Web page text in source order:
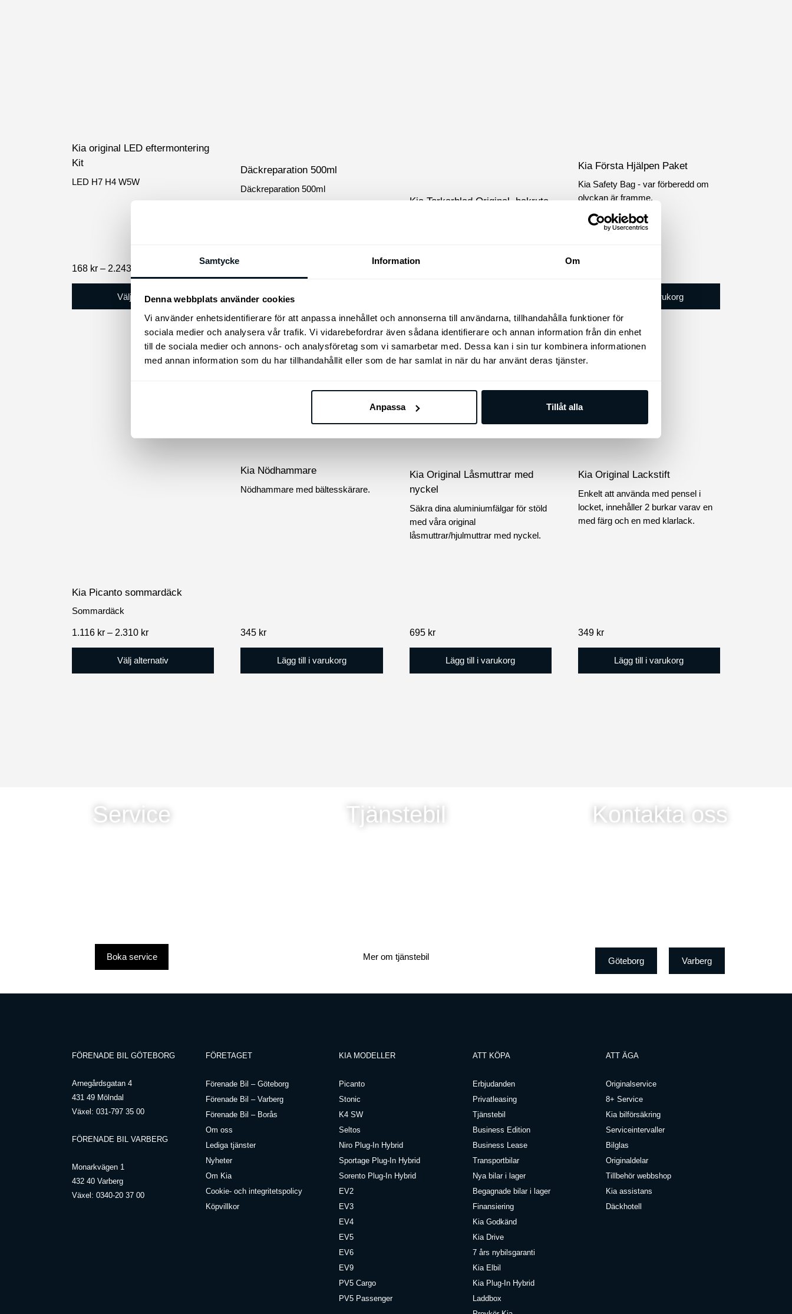
Samtycke Information Om
Denna webbplats använder cookies
Vi använder enhetsidentifierare för att anpassa innehållet och annonserna till användarna, tillhandahålla funktioner för
sociala medier och analysera vår trafik. Vi vidarebefordrar även sådana identifierare och annan information från din enhet
till de sociala medier och annons- och analysföretag som vi samarbetar med. Dessa kan i sin tur kombinera informationen
med annan information som du har tillhandahållit eller som de har samlat in när du har använt deras tjänster.
Anpassa Tillåt alla
Kia original LED eftermontering
Kit
LED H7 H4 W5W
168 kr – 2.243
168 kr
2.243 kr
Välj alternativ
kan
Däckreparation 500ml
Däckreparation 500ml
Lägg till i varukorg
Kia Torkarblad Original, bakruta
Kia Första Hjälpen Paket
Kia Safety Bag - var förberedd om
olyckan är framme.
Lägg till i varukorg
Kia Picanto sommardäck
Sommardäck
1.116 kr – 2.310 krPrisintervall:
Välj alternativ
Kia Nödhammare
Nödhammare med bältesskärare.
345 kr
Lägg till i varukorg
Kia Original Låsmuttrar med
nyckel
Säkra dina aluminiumfälgar för stöld
med våra original
låsmuttrar/hjulmuttrar med nyckel.
695 kr
Lägg till i varukorg
Kia Original Lackstift
Enkelt att använda med pensel i
locket, innehåller 2 burkar varav en
med färg och en med klarlack.
349 kr
Lägg till i varukorg
Service
Boka service
Tjänstebil
Mer om tjänstebil
Kontakta oss
Göteborg Varberg
FÖRENADE BIL GÖTEBORG
Arnegårdsgatan 4
431 49 Mölndal
Växel: 031-797 35 00
FÖRENADE BIL VARBERG
Monarkvägen 1
432 40 Varberg
Växel: 0340-20 37 00
FÖRETAGET
Förenade Bil – Göteborg
Förenade Bil – Varberg
Förenade Bil – Borås
Om oss
Lediga tjänster
Nyheter
Om Kia
Cookie- och integritetspolicy
Köpvillkor
KIA MODELLER
Picanto
Stonic
K4 SW
Seltos
Niro Plug-In Hybrid
Sportage Plug-In Hybrid
Sorento Plug-In Hybrid
EV2
EV3
EV4
EV5
EV6
EV9
PV5 Cargo
PV5 Passenger
ATT KÖPA
Erbjudanden
Privatleasing
Tjänstebil
Business Edition
Business Lease
Transportbilar
Nya bilar i lager
Begagnade bilar i lager
Finansiering
Kia Godkänd
Kia Drive
7 års nybilsgaranti
Kia Elbil
Kia Plug-In Hybrid
Laddbox
ATT ÄGA
Originalservice
8+ Service
Kia bilförsäkring
Serviceintervaller
Bilglas
Originaldelar
Tillbehör webbshop
Kia assistans
Däckhotell